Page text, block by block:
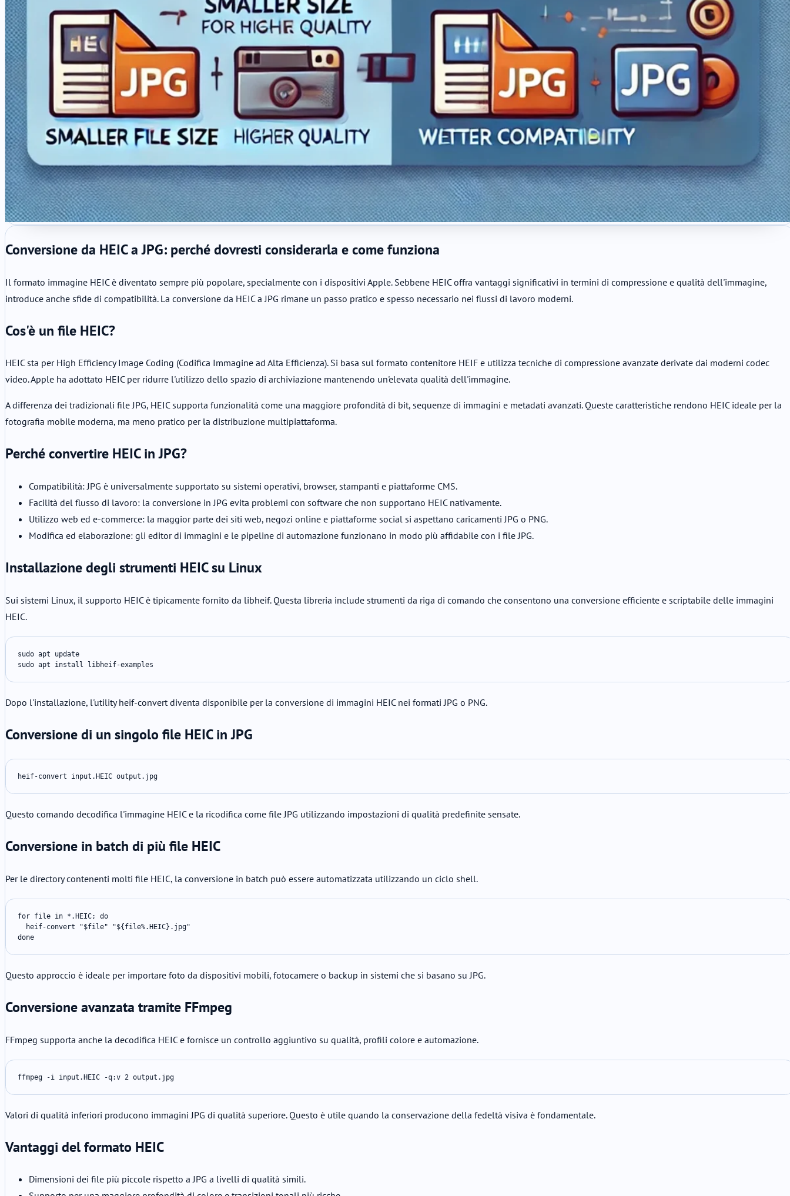
Conversione da HEIC a JPG: perché dovresti considerarla e come funziona
Il formato immagine HEIC è diventato sempre più popolare, specialmente con i dispositivi Apple. Sebbene HEIC offra vantaggi significativi in termini di compressione e qualità dell'immagine,
introduce anche sfide di compatibilità. La conversione da HEIC a JPG rimane un passo pratico e spesso necessario nei flussi di lavoro moderni.
Cos'è un file HEIC?
HEIC sta per High Efficiency Image Coding (Codifica Immagine ad Alta Efficienza). Si basa sul formato contenitore HEIF e utilizza tecniche di compressione avanzate derivate dai moderni codec
video. Apple ha adottato HEIC per ridurre l'utilizzo dello spazio di archiviazione mantenendo un'elevata qualità dell'immagine.
A differenza dei tradizionali file JPG, HEIC supporta funzionalità come una maggiore profondità di bit, sequenze di immagini e metadati avanzati. Queste caratteristiche rendono HEIC ideale per la
fotografia mobile moderna, ma meno pratico per la distribuzione multipiattaforma.
Perché convertire HEIC in JPG?
Compatibilità: JPG è universalmente supportato su sistemi operativi, browser, stampanti e piattaforme CMS.
Facilità del flusso di lavoro: la conversione in JPG evita problemi con software che non supportano HEIC nativamente.
Utilizzo web ed e-commerce: la maggior parte dei siti web, negozi online e piattaforme social si aspettano caricamenti JPG o PNG.
Modifica ed elaborazione: gli editor di immagini e le pipeline di automazione funzionano in modo più affidabile con i file JPG.
Installazione degli strumenti HEIC su Linux
Sui sistemi Linux, il supporto HEIC è tipicamente fornito da libheif. Questa libreria include strumenti da riga di comando che consentono una conversione efficiente e scriptabile delle immagini
HEIC.
sudo apt update
sudo apt install libheif-examples
Dopo l'installazione, l'utility heif-convert diventa disponibile per la conversione di immagini HEIC nei formati JPG o PNG.
Conversione di un singolo file HEIC in JPG
heif-convert input.HEIC output.jpg
Questo comando decodifica l'immagine HEIC e la ricodifica come file JPG utilizzando impostazioni di qualità predefinite sensate.
Conversione in batch di più file HEIC
Per le directory contenenti molti file HEIC, la conversione in batch può essere automatizzata utilizzando un ciclo shell.
for file in *.HEIC; do
  heif-convert "$file" "${file%.HEIC}.jpg"
done
Questo approccio è ideale per importare foto da dispositivi mobili, fotocamere o backup in sistemi che si basano su JPG.
Conversione avanzata tramite FFmpeg
FFmpeg supporta anche la decodifica HEIC e fornisce un controllo aggiuntivo su qualità, profili colore e automazione.
ffmpeg -i input.HEIC -q:v 2 output.jpg
Valori di qualità inferiori producono immagini JPG di qualità superiore. Questo è utile quando la conservazione della fedeltà visiva è fondamentale.
Vantaggi del formato HEIC
Dimensioni dei file più piccole rispetto a JPG a livelli di qualità simili.